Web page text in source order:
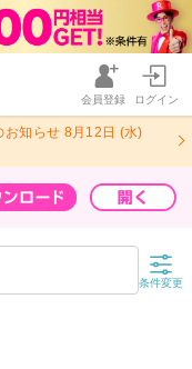
会員登録 ログイン
お知らせ 8月12日 (水)
条件変更